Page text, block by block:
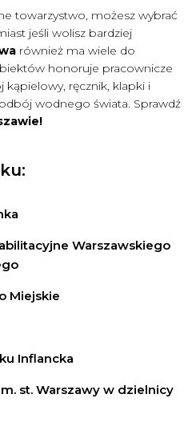
towarzystwo, możesz wybrać
jeśli wolisz bardziej
również ma wiele do
honoruje pracownicze
ręcznik, klapki i
wodnego świata. Sprawdź
Warszawskiego
Miejskie
Inflancka
m. st. Warszawy w dzielnicy